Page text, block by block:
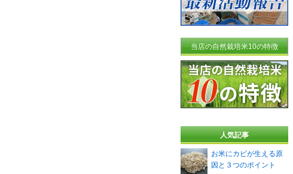
当店の自然栽培米10の特徴
人気記事
お米にカビが生える原
因と３つのポイント